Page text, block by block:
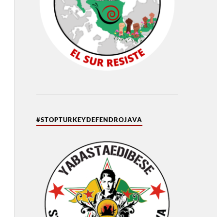
#STOPTURKEYDEFENDROJAVA